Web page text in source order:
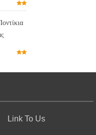
Link To Us